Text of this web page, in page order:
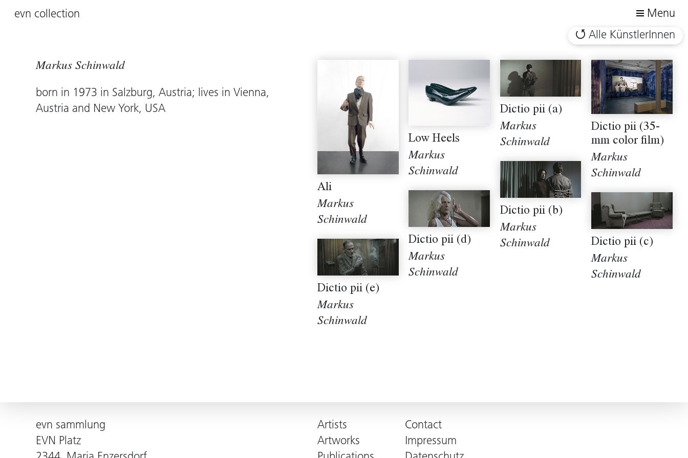
evn collection
Menu
Alle KünstlerInnen
Markus Schinwald
born in 1973 in Salzburg, Austria; lives in Vienna,
Austria and New York, USA
Ali
Markus
Schinwald
Low Heels
Markus
Schinwald
Dictio pii (a)
Markus
Schinwald
Dictio pii (35-
mm color film)
Markus
Schinwald
Dictio pii (b)
Markus
Schinwald
Dictio pii (d)
Markus
Schinwald
Dictio pii (c)
Markus
Schinwald
Dictio pii (e)
Markus
Schinwald
evn sammlung
EVN Platz
Artists
Artworks
Contact
Impressum